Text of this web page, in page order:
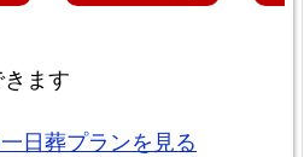
ます
日葬プランを見る